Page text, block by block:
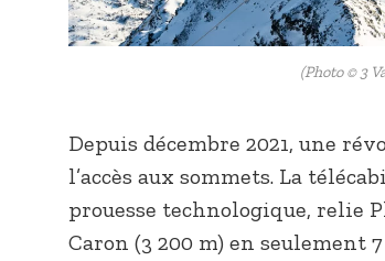
(Photo © 3
Depuis décembre 2021, une
l’accès aux sommets. La
prouesse technologique, relie
Caron (3 200 m) en seulement